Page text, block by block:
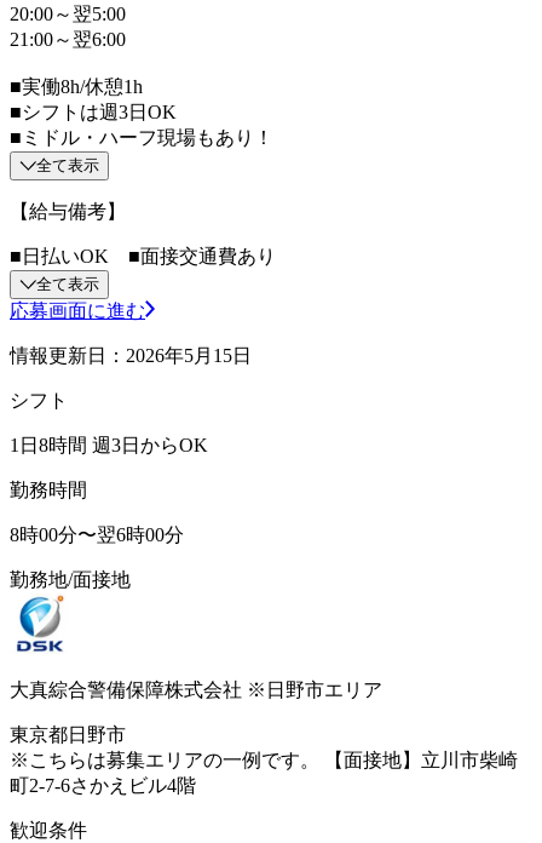
20:00～翌5:00
21:00～翌6:00
■実働8h/休憩1h
■シフトは週3日OK
■ミドル・ハーフ現場もあり！
全て表示
【給与備考】
■日払いOK ■面接交通費あり
全て表示
応募画面に進む
情報更新日：2026年5月15日
シフト
1日8時間 週3日からOK
勤務時間
8時00分〜翌6時00分
勤務地/面接地
大真綜合警備保障株式会社 ※日野市エリア
東京都日野市
※こちらは募集エリアの一例です。 【面接地】立川市柴崎
町2-7-6さかえビル4階
歓迎条件